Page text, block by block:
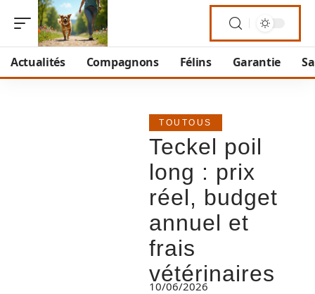
Actualités Compagnons Félins Garantie
TOUTOUS
Teckel poil
long : prix
réel, budget
annuel et
frais
vétérinaires
10/06/2026